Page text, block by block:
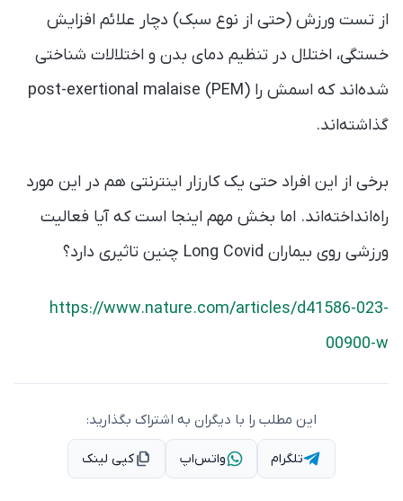
از تست ورزش (حتی از نوع سبک) دچار علائم افزایش
خستگی، اختلال در تنظیم دمای بدن و اختلالات شناختی
شده‌اند که اسمش را post-exertional malaise (PEM)
گذاشته‌اند.
برخی از این افراد حتی یک کارزار اینترنتی هم در این مورد
راه‌انداخته‌اند. اما بخش مهم اینجا است که آیا فعالیت
ورزشی روی بیماران Long Covid چنین تاثیری دارد؟
https://www.nature.com/articles/d41586-023-
00900-w
این مطلب را با دیگران به اشتراک بگذارید:
تلگرام واتس‌اپ کپی لینک